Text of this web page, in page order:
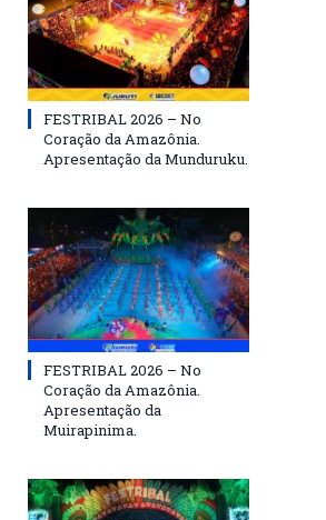
FESTRIBAL 2026 – No
Coração da Amazônia.
Apresentação da Munduruku.
FESTRIBAL 2026 – No
Coração da Amazônia.
Apresentação da
Muirapinima.